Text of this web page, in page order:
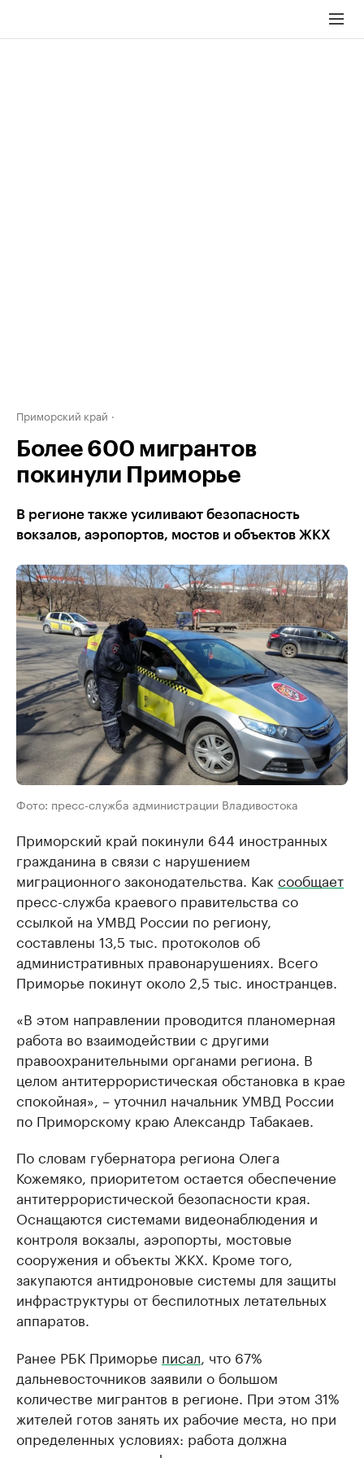
Приморский край
Более 600 мигрантов
покинули Приморье
В регионе также усиливают безопасность
вокзалов, аэропортов, мостов и объектов ЖКХ
Фото: пресс-служба администрации Владивостока
Приморский край покинули 644 иностранных
гражданина в связи с нарушением
миграционного законодательства. Как сообщает
пресс-служба краевого правительства со
ссылкой на УМВД России по региону,
составлены 13,5 тыс. протоколов об
административных правонарушениях. Всего
Приморье покинут около 2,5 тыс. иностранцев.
«В этом направлении проводится планомерная
работа во взаимодействии с другими
правоохранительными органами региона. В
целом антитеррористическая обстановка в крае
спокойная», – уточнил начальник УМВД России
по Приморскому краю Александр Табакаев.
По словам губернатора региона Олега
Кожемяко, приоритетом остается обеспечение
антитеррористической безопасности края.
Оснащаются системами видеонаблюдения и
контроля вокзалы, аэропорты, мостовые
сооружения и объекты ЖКХ. Кроме того,
закупаются антидроновые системы для защиты
инфраструктуры от беспилотных летательных
аппаратов.
Ранее РБК Приморье писал , что 67%
дальневосточников заявили о большом
количестве мигрантов в регионе. При этом 31%
жителей готов занять их рабочие места, но при
определенных условиях: работа должна